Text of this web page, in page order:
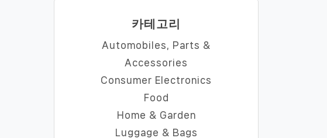
카테고리
Automobiles, Parts &
Accessories
Consumer Electronics
Food
Home & Garden
Luggage & Bags